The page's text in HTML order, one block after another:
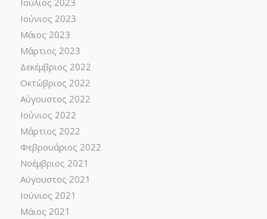
Ιούλιος 2023
Ιούνιος 2023
Μάιος 2023
Μάρτιος 2023
Δεκέμβριος 2022
Οκτώβριος 2022
Αύγουστος 2022
Ιούνιος 2022
Μάρτιος 2022
Φεβρουάριος 2022
Νοέμβριος 2021
Αύγουστος 2021
Ιούνιος 2021
Μάιος 2021